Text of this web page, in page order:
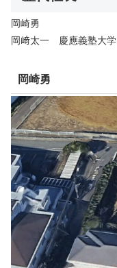
岡崎勇
岡﨑太一 慶應義塾大学
岡崎勇